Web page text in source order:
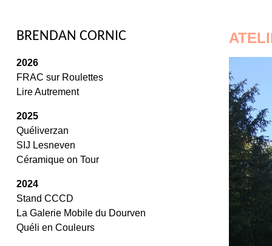
BRENDAN CORNIC
2026
FRAC sur Roulettes
Lire Autrement
2025
Quéliverzan
SIJ Lesneven
Céramique on Tour
2024
Stand CCCD
La Galerie Mobile du Dourven
Quéli en Couleurs